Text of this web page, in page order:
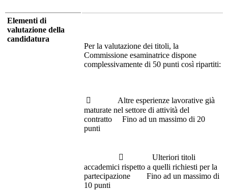
Elementi di
valutazione della
candidatura
Per la valutazione dei titoli, la
Commissione esaminatrice dispone
complessivamente di 50 punti così ripartiti:
 Altre esperienze lavorative già
maturate nel settore di attività del
contratto Fino ad un massimo di 20
punti
 Ulteriori titoli
accademici rispetto a quelli richiesti per la
partecipazione Fino ad un massimo di
10 punti